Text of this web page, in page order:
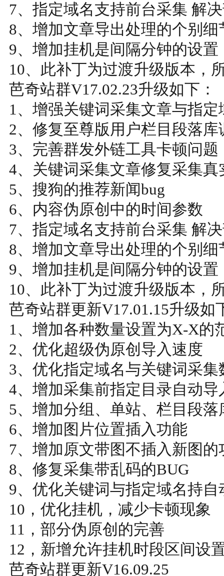
7、指定域名支持前台采集 解
8、增加文章导出处理的个别细
9、增加挂机是间隔分钟的设置
10、此补丁为过渡升级版本，
芭奇站群V17.02.23升级如下：
1、增强关键词采集文章与指
2、修复至尊版用户栏目段落库
3、完善群发外链工具卡顿问题
4、关键词采集文章修复采集真
5、搜狗的推荐新闻bug
6、内容伪原创中的时间参数
7、指定域名支持前台采集 解
8、增加文章导出处理的个别细
9、增加挂机是间隔分钟的设置
10、此补丁为过渡升级版本，
芭奇站群更新V17.01.15升级如
1、增加各种数量设置为X-X的
2、优化超级伪原创导入速度
3、优化指定域名与关键词采集
4、增加采集前指定目录自动导
5、增加分组、单站、栏目段
6、增加图片位置插入功能
7、增加原文带图不插入新图的
8、修复采集带乱码的BUG
9、优化关键词与指定域名持自
10，优化挂机，减少卡顿现象
11，部分伪原创的完善
12，新增允许挂机时段区间设
芭奇站群更新V16.09.25